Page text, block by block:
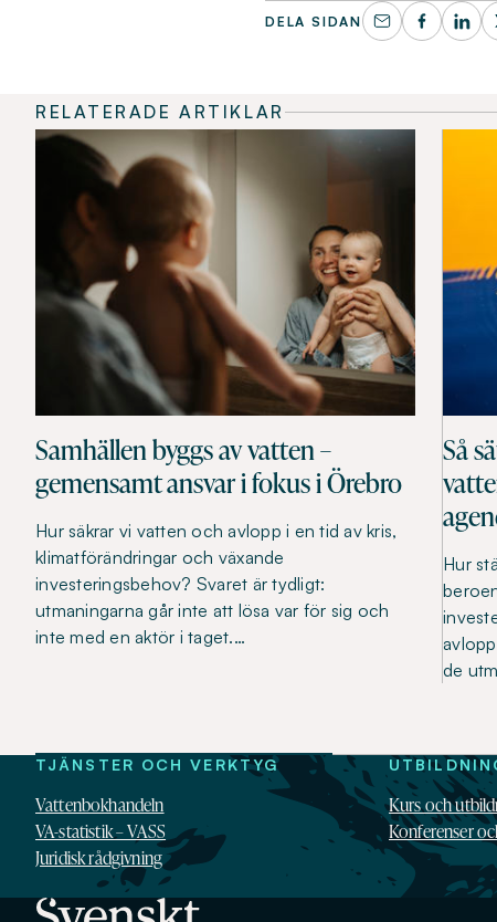
DELA SIDAN
RELATERADE ARTIKLAR
Samhällen byggs av vatten –
gemensamt ansvar i fokus i Örebro
Hur säkrar vi vatten och avlopp i en tid av kris,
klimatförändringar och växande
investeringsbehov? Svaret är tydligt:
utmaningarna går inte att lösa var för sig och
inte med en aktör i taget.…
Så
Hur
de
TJÄNSTER OCH VERKTYG
Vattenbokhandeln
VA-statistik – VASS
Juridisk rådgivning
Kurs och
Konferenser